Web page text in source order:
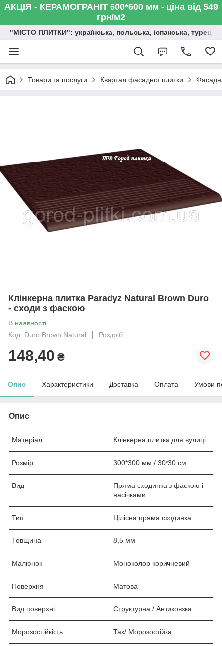
АКЦІЯ - КЕРАМОГРАНІТ 600*600 мм - ціна від 549
грн/м2
"МІСТО ПЛИТКИ": українська, польська, іспанська,
Товари та послуги Квартал фасадної плитки
Клінкерна плитка Paradyz Natural Brown Duro
- сходи з фаскою
В наявності
Код: Duro Brown Natural
Роздріб
148,40 ₴
Опис Характеристики Доставка Оплата Умови
Опис
Матеріал Клінкерна плитка для вулиці
Розмір 300*300 мм / 30*30 см
Вид
Пряма сходинка з фаскою і
насічками
Тип Цілісна пряма сходинка
Товщина 8,5 мм
Малюнок Моноколор коричневий
Поверхня Матова
Вид поверхні Структурна / Антиковзка
Морозостійкість Так/ Морозостійка